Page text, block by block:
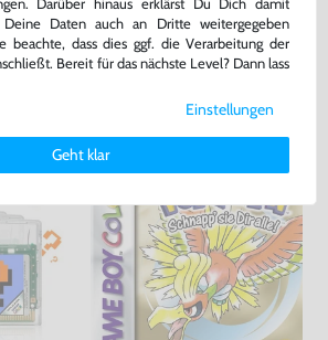
für GameBoy Color/Pocket, NEU & OVP
gebraucht
Warenkorb
Darüber hinaus erklärst Du Dich damit
Deine Daten auch an Dritte weitergegeben
beachte, dass dies ggf. die Verarbeitung der
Bereit für das nächste Level? Dann lass
zu den von uns verwendeten Cookies und
Nutzer findest Du in unsererDaten­schutz­
Impressum.
Einstellungen
Geht klar